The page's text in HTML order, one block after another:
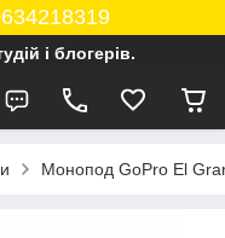
і блогерів.
Монопод GoPro El